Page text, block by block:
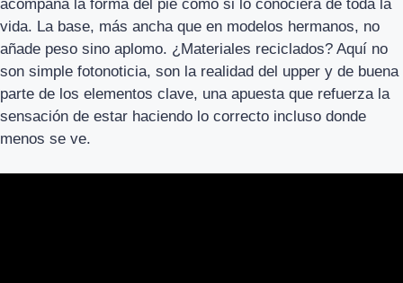
acompaña la forma del pie como si lo conociera de toda la
vida. La base, más ancha que en modelos hermanos, no
añade peso sino aplomo. ¿Materiales reciclados? Aquí no
son simple fotonoticia, son la realidad del upper y de buena
parte de los elementos clave, una apuesta que refuerza la
sensación de estar haciendo lo correcto incluso donde
menos se ve.